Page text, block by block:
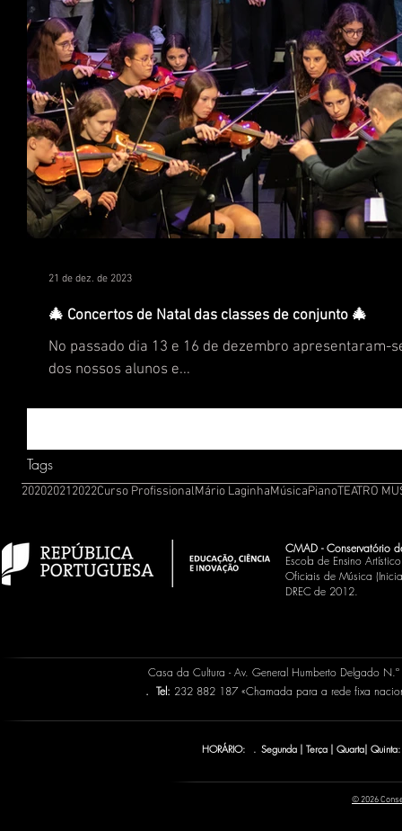
🎄 Concertos de Natal das classes de conjunto 🎄
No passado dia 13 e 16 de dezembro apresentaram-
dos nossos alunos e...
21 de dez. de 2023
Tags
202020212022Curso ProfissionalMário LaginhaMúsicaPianoTEATRO
CMAD - Conservatório
Escola de Ensino
Oficiais de Música
DREC de 2012.
Casa da Cultura - Av. General Humberto Delgado
. Tel: 232 882 187 «Chamada para a rede fixa
HORÁRIO: . Segunda | Terça | Quarta|
© 2026